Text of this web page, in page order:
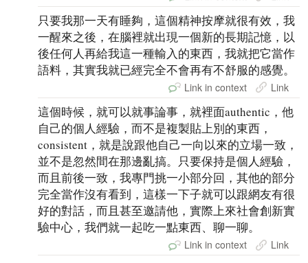
只要我那一天有睡夠，這個精神按摩就很有效，我
一醒來之後，在腦裡就出現一個新的長期記憶，以
後任何人再給我這一種輸入的東西，我就把它當作
語料，其實我就已經完全不會再有不舒服的感覺。
Link in context Link
這個時候，就可以就事論事，就裡面authentic，他
自己的個人經驗，而不是複製貼上別的東西，
consistent，就是說跟他自己一向以來的立場一致，
並不是忽然間在那邊亂搞。只要保持是個人經驗，
而且前後一致，我專門挑一小部分回，其他的部分
完全當作沒有看到，這樣一下子就可以跟網友有很
好的對話，而且甚至邀請他，實際上來社會創新實
驗中心，我們就一起吃一點東西、聊一聊。
Link in context Link